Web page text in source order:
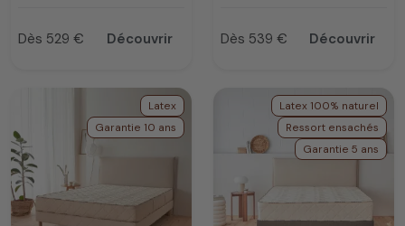
Prix
Dès 529 € Découvrir Prix
Dès 539 € Découvrir
Latex
Garantie 10 ans
Latex 100% naturel
Ressort ensachés
Garantie 5 ans